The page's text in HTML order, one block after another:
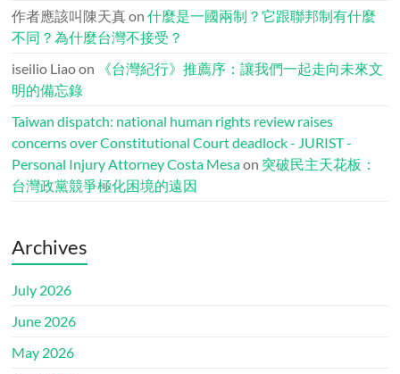
作者應該叫陳天真on什麼是一國兩制？它跟聯邦制有什麼
不同？為什麼台灣不接受？
iseilio Liaoon
《台灣紀行》推薦序：讓我們一起走向未來文
明的備忘錄
Taiwan dispatch: national human rights review raises
concerns over Constitutional Court deadlock - JURIST -
Personal Injury Attorney Costa Mesaon 突破民主天花板：
台灣政黨競爭極化困境的遠因
Archives
July 2026
June 2026
May 2026